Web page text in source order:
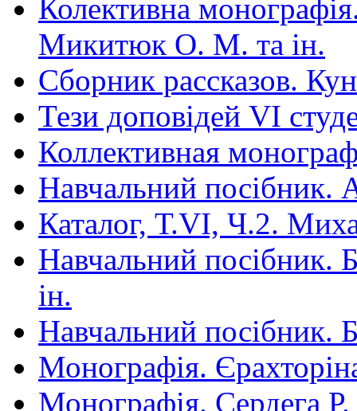
Колективна
Микитюк О. М. та ін.
Сборник рассказов.
Тези доповідей VІ
Коллективная
Навчальний посібник.
Каталог, Т.VI, Ч.2.
Навчальний посібник.
ін.
Навчальний посібник.
Монографія.
Монографія. Сердега